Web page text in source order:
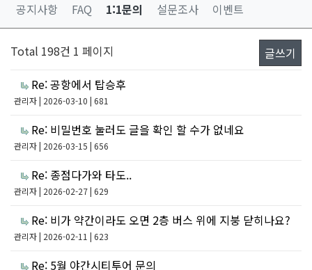
공지사항 FAQ 1:1문의 설문조사 이벤트
Total 198건 1 페이지
글쓰기
Re: 공항에서 탑승후
관리자| 2026-03-10 | 681
Re: 비밀번호 눌러도 글을 확인 할 수가 없네요
관리자| 2026-03-15 | 656
Re: 종점다가와 타도..
관리자| 2026-02-27 | 629
Re: 비가 약간이라도 오면 2층 버스 위에 지붕 닫히나요?
관리자| 2026-02-11 | 623
Re: 5월 야간시티투어 문의